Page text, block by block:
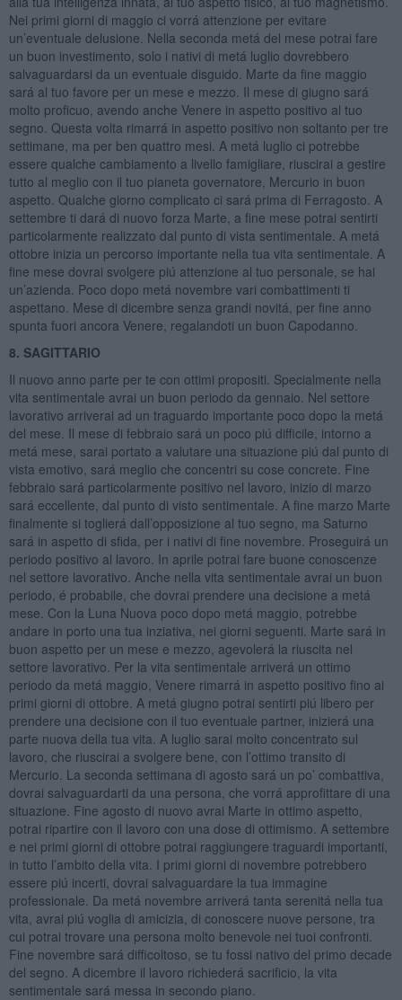
Nei primi giorni di maggio ci vorrá attenzione per evitare
un’eventuale delusione. Nella seconda metá del mese potrai fare
un buon investimento, solo i nativi di metá luglio dovrebbero
salvaguardarsi da un eventuale disguido. Marte da fine maggio
sará al tuo favore per un mese e mezzo. Il mese di giugno sará
molto proficuo, avendo anche Venere in aspetto positivo al tuo
segno. Questa volta rimarrá in aspetto positivo non soltanto per tre
settimane, ma per ben quattro mesi. A metá luglio ci potrebbe
essere qualche cambiamento a livello famigliare, riuscirai a gestire
tutto al meglio con il tuo pianeta governatore, Mercurio in buon
aspetto. Qualche giorno complicato ci sará prima di Ferragosto. A
settembre ti dará di nuovo forza Marte, a fine mese potrai sentirti
particolarmente realizzato dal punto di vista sentimentale. A metá
ottobre inizia un percorso importante nella tua vita sentimentale. A
fine mese dovrai svolgere piú attenzione al tuo personale, se hai
un’azienda. Poco dopo metá novembre vari combattimenti ti
aspettano. Mese di dicembre senza grandi novitá, per fine anno
spunta fuori ancora Venere, regalandoti un buon Capodanno.
8. SAGITTARIO
Il nuovo anno parte per te con ottimi propositi. Specialmente nella
vita sentimentale avrai un buon periodo da gennaio. Nel settore
lavorativo arriverai ad un traguardo importante poco dopo la metá
del mese. Il mese di febbraio sará un poco piú difficile, intorno a
metá mese, sarai portato a valutare una situazione piú dal punto di
vista emotivo, sará meglio che concentri su cose concrete. Fine
febbraio sará particolarmente positivo nel lavoro, inizio di marzo
sará eccellente, dal punto di visto sentimentale. A fine marzo Marte
finalmente si toglierá dall’opposizione al tuo segno, ma Saturno
sará in aspetto di sfida, per i nativi di fine novembre. Proseguirá un
periodo positivo al lavoro. In aprile potrai fare buone conoscenze
nel settore lavorativo. Anche nella vita sentimentale avrai un buon
periodo, é probabile, che dovrai prendere una decisione a metá
mese. Con la Luna Nuova poco dopo metá maggio, potrebbe
andare in porto una tua inziativa, nei giorni seguenti. Marte sará in
buon aspetto per un mese e mezzo, agevolerá la riuscita nel
settore lavorativo. Per la vita sentimentale arriverá un ottimo
periodo da metá maggio, Venere rimarrá in aspetto positivo fino ai
primi giorni di ottobre. A metá giugno potrai sentirti piú libero per
prendere una decisione con il tuo eventuale partner, inizierá una
parte nuova della tua vita. A luglio sarai molto concentrato sul
lavoro, che riuscirai a svolgere bene, con l’ottimo transito di
Mercurio. La seconda settimana di agosto sará un po’ combattiva,
dovrai salvaguardarti da una persona, che vorrá approfittare di una
situazione. Fine agosto di nuovo avrai Marte in ottimo aspetto,
potrai ripartire con il lavoro con una dose di ottimismo. A settembre
e nei primi giorni di ottobre potrai raggiungere traguardi importanti,
in tutto l’ambito della vita. I primi giorni di novembre potrebbero
essere piú incerti, dovrai salvaguardare la tua immagine
professionale. Da metá novembre arriverá tanta serenitá nella tua
vita, avrai piú voglia di amicizia, di conoscere nuove persone, tra
cui potrai trovare una persona molto benevole nei tuoi confronti.
Fine novembre sará difficoltoso, se tu fossi nativo del primo decade
del segno. A dicembre il lavoro richiederá sacrificio, la vita
sentimentale sará messa in secondo piano.